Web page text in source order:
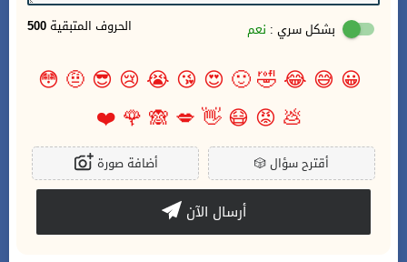
500 الحروف المتبقية بشكل سري : نعم
😀
😅
😂
🤣
🙂
😍
😘
😭
😢
😎
🤨
😳
💩
😡
😷
👋
💋
🙈
🌹
❤️
🎲أقترح سؤال أضافة صورة
أرسال الآن